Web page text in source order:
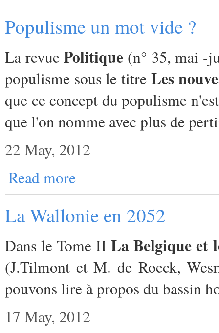
Populisme un mot vide ?
La revuePolitique (n° 35, mai -
populisme sous le titre Les
que ce concept du populisme
que l'on nomme avec plus de
22 May, 2012
Read more
La Wallonie en 2052
Dans le Tome IILa Belgique et
(J.Tilmont et M. de Roeck,
pouvons lire à propos du bassin
17 May, 2012